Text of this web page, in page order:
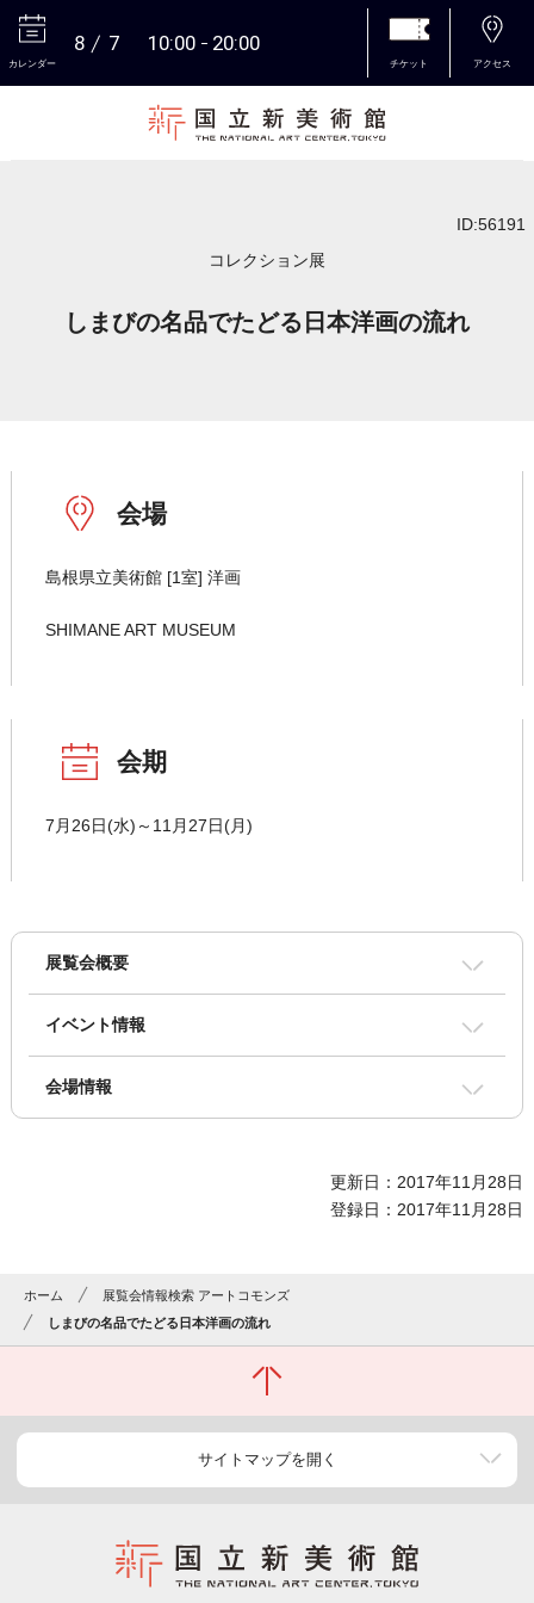
カレンダー
8 7 10:00 20:00
チケット アクセス
ID:56191
コレクション展
しまびの名品でたどる日本洋画の流れ
会場
島根県立美術館 [1室] 洋画
SHIMANE ART MUSEUM
会期
7月26日(水)～11月27日(月)
展覧会概要
イベント情報
会場情報
更新日：2017年11月28日
登録日：2017年11月28日
ホーム
展覧会情報検索 アートコモンズ
しまびの名品でたどる日本洋画の流れ
サイトマップを開く